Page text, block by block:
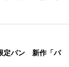
定パン 新作「パ